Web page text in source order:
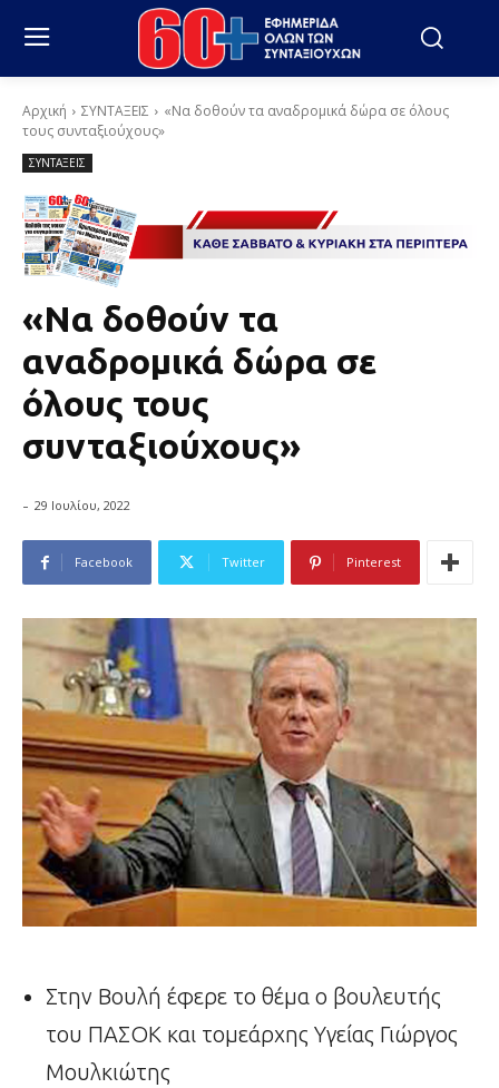
Αρχική ΣΥΝΤΑΞΕΙΣ
«Να δοθούν τα αναδρομικά δώρα σε όλους
τους συνταξιούχους»
ΣΥΝΤΑΞΕΙΣ
«Να δοθούν τα
αναδρομικά δώρα σε
όλους τους
συνταξιούχους»
- 29 Ιουλίου, 2022
Facebook Twitter Pinterest
Στην Βουλή έφερε το θέμα ο βουλευτής
του ΠΑΣΟΚ και τομεάρχης Υγείας Γιώργος
Μουλκιώτης